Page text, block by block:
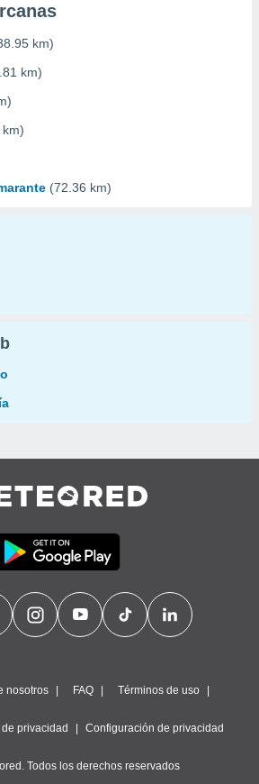
km)
km)
(72.36 km)
nosotros FAQ Términos de uso
de privacidad Configuración de privacidad
Todos los derechos reservados